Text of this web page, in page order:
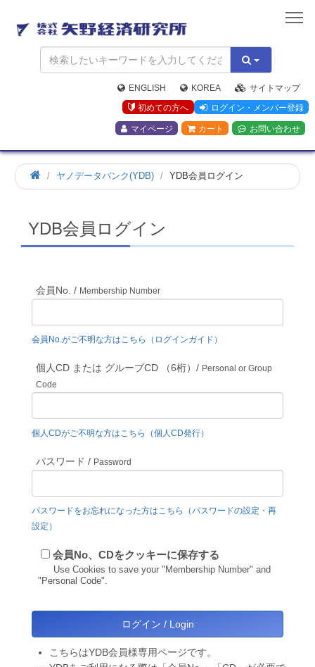
矢
野
経
済
研
究
所
ENGLISH KOREA
サイトマップ
初めての方へ
ログイン・メンバー登録
マイページ カート お問い合わせ
ホ
ー
ヤノデータバンク(YDB) YDB会員ログイン
YDB会員ログイン
会員No. / Membership Number
会員No.がご不明な方はこちら（ログインガイド）
個人CD または グループCD （6桁）/ Personal or Group
Code
個人CDがご不明な方はこちら（個人CD発行）
パスワード / Password
パスワードをお忘れになった方はこちら（パスワードの設定・再
設定）
会員No、CDをクッキーに保存する
Use Cookies to save your "Membership Number" and
"Personal Code".
こちらはYDB会員様専用ページです。